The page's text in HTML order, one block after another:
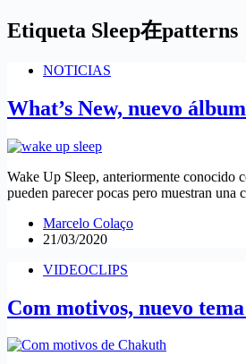
Etiqueta Sleep在patterns
NOTICIAS
What’s New, nuevo
Wake Up Sleep, anteriormente conocido
pueden parecer pocas pero muestran
Marcelo Colaço
21/03/2020
VIDEOCLIPS
Com motivos, nuevo